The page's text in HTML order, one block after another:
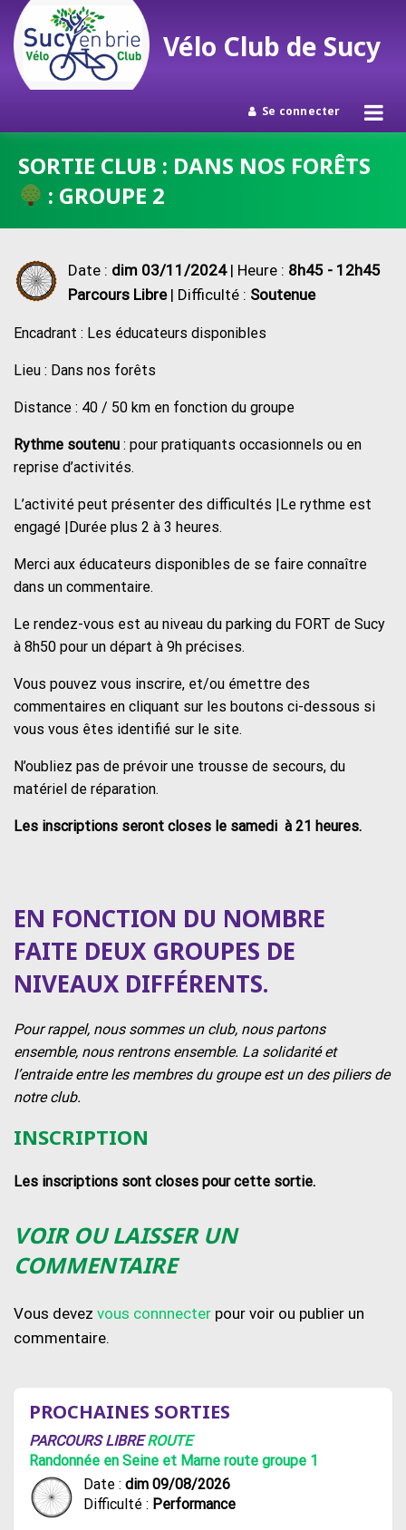
contenu
Vélo Club de Sucy
Se connecter
SORTIE CLUB : DANS NOS FORÊTS
: GROUPE 2
Date : dim 03/11/2024| Heure : 8h45 - 12h45
Parcours Libre| Difficulté : Soutenue
Encadrant : Les éducateurs disponibles
Lieu : Dans nos forêts
Distance : 40 / 50 km en fonction du groupe
Rythme soutenu : pour pratiquants occasionnels ou en
reprise d’activités.
L’activité peut présenter des difficultés |Le rythme est
engagé |Durée plus 2 à 3 heures.
Merci aux éducateurs disponibles de se faire connaître
dans un commentaire.
Le rendez-vous est au niveau du parking du FORT de Sucy
à 8h50 pour un départ à 9h précises.
Vous pouvez vous inscrire, et/ou émettre des
commentaires en cliquant sur les boutons ci-dessous si
vous vous êtes identifié sur le site.
N’oubliez pas de prévoir une trousse de secours, du
matériel de réparation.
Les inscriptions seront closes le samedi à 21 heures.
EN FONCTION DU NOMBRE
FAITE DEUX GROUPES DE
NIVEAUX DIFFÉRENTS.
Pour rappel, nous sommes un club, nous partons
ensemble, nous rentrons ensemble. La solidarité et
l’entraide entre les membres du groupe est un des piliers de
notre club.
INSCRIPTION
Les inscriptions sont closes pour cette sortie.
VOIR OU LAISSER UN
COMMENTAIRE
Vous devez vous connnecter pour voir ou publier un
commentaire.
PROCHAINES SORTIES
PARCOURS LIBREROUTE
Randonnée en Seine et Marne route groupe 1
Date : dim 09/08/2026
Difficulté : Performance